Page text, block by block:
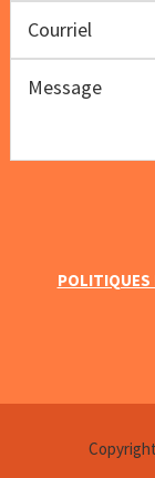
POLITIQUES